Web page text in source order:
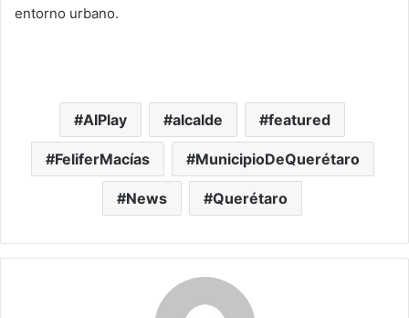
entorno urbano.
AIPlay alcalde featured
FeliferMacías MunicipioDeQuerétaro
News Querétaro